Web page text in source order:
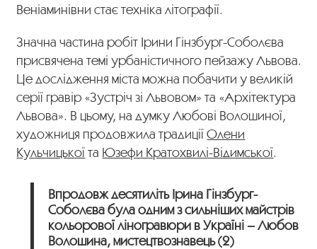
Веніаминівни стає техніка літографії.
Значна частина робіт Ірини Гінзбург-Соболєва
присвячена темі урбаністичного пейзажу Львова.
Це дослідження міста можна побачити у великій
серії гравір «Зустріч зі Львовом» та «Архітектура
Львова». В цьому, на думку Любові Волошиної,
художниця продовжила традиціїОлени
Кульчицькоїта Юзефи Кратохвилі-Відимської.
Впродовж десятиліть Ірина Гінзбург-
Соболєва була одним з сильніших майстрів
кольорової ліногравюри в Україні – Любов
Волошина, мистецтвознавець (2)